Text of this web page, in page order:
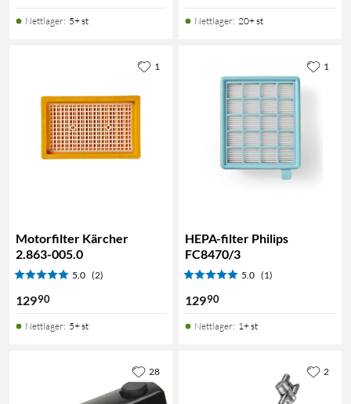
Nettlager: 5+ st Nettlager: 20+ st
Motorfilter Kärcher
2.863-005.0
5.0 (2)
12990
Nettlager: 5+ st
1
HEPA-filter Philips
FC8470/3
5.0 (1)
12990
Nettlager: 1+ st
1
28 2